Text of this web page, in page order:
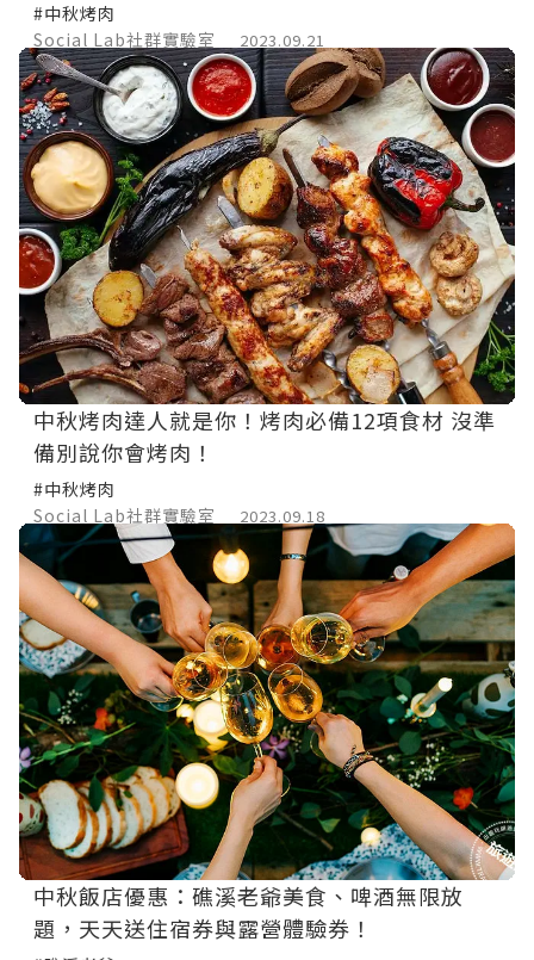
#中秋烤肉
Social Lab社群實驗室
2023.09.21
中秋烤肉達人就是你！烤肉必備12項食材 沒準
備別說你會烤肉！
#中秋烤肉
Social Lab社群實驗室
2023.09.18
中秋飯店優惠：礁溪老爺美食、啤酒無限放
題，天天送住宿券與露營體驗券！